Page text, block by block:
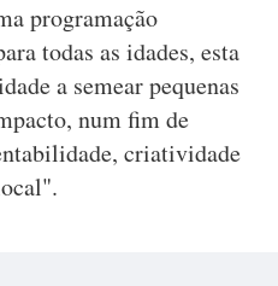
programação
todas as idades, esta
a semear pequenas
num fim de
criatividade